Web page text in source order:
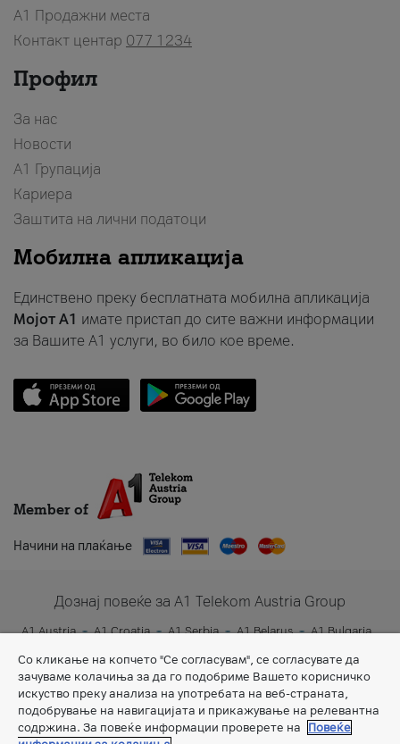
A1 Продажни места
Контакт центар 077 1234
Профил
За нас
Новости
А1 Групација
Кариера
Заштита на лични податоци
Мобилна апликација
Единствено преку бесплатната мобилна апликација
Мојот A1 имате пристап до сите важни информации
за Вашите A1 услуги, во било кое време.
Member of
Начини на плаќање
Дознај повеќе за A1 Telekom Austria Group
A1 Austria A1 Croatia A1 Serbia A1 Belarus
A1 Bulgaria
Со кликање на копчето "Се согласувам", се согласувате да
зачуваме колачиња за да го подобриме Вашето корисничко
искуство преку анализа на употребата на веб-страната,
подобрување на навигацијата и прикажување на релевантна
содржина. За повеќе информации проверете на
Повеќе